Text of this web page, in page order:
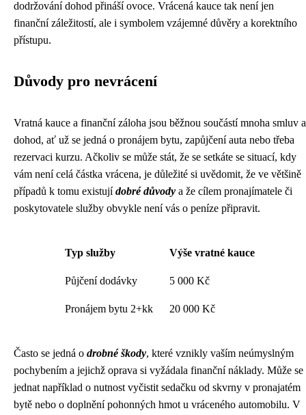
dodržování dohod přináší ovoce. Vrácená kauce tak není jen
finanční záležitostí, ale i symbolem vzájemné důvěry a korektního
přístupu.
Důvody pro nevrácení
Vratná kauce a finanční záloha jsou běžnou součástí mnoha smluv a
dohod, ať už se jedná o pronájem bytu, zapůjčení auta nebo třeba
rezervaci kurzu. Ačkoliv se může stát, že se setkáte se situací, kdy
vám není celá částka vrácena, je důležité si uvědomit, že ve většině
případů k tomu existujídobré důvody a že cílem pronajímatele či
poskytovatele služby obvykle není vás o peníze připravit.
Typ služby Výše vratné kauce
Půjčení dodávky 5 000 Kč
Pronájem bytu 2+kk 20 000 Kč
Často se jedná o drobné škody, které vznikly vaším neúmyslným
pochybením a jejichž oprava si vyžádala finanční náklady. Může se
jednat například o nutnost vyčistit sedačku od skvrny v pronajatém
bytě nebo o doplnění pohonných hmot u vráceného automobilu. V